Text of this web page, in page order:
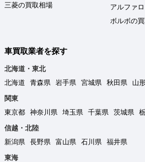
三菱の買取相場
アルファ
ボルボの
車買取業者を探す
北海道・東北
北海道
青森県 岩手県 宮城県 秋田県 山
関東
東京都
神奈川県 埼玉県 千葉県 茨城県
信越・北陸
新潟県
長野県 富山県 石川県
福井県
東海